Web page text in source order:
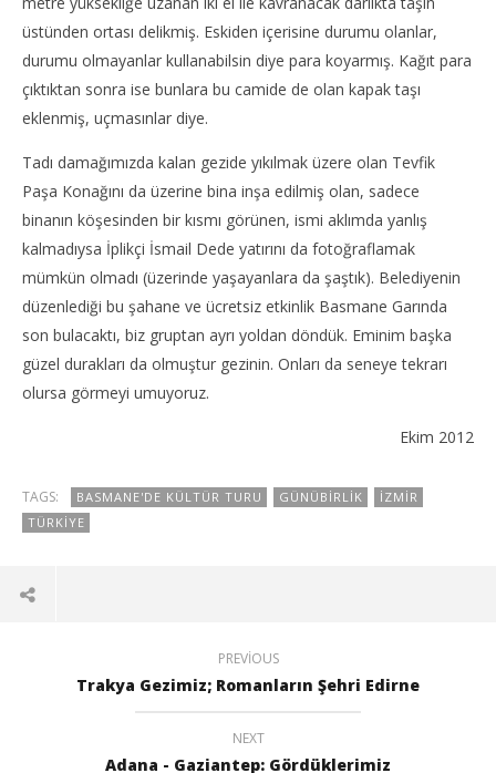
üstünden ortası delikmiş. Eskiden içerisine durumu olanlar,
durumu olmayanlar kullanabilsin diye para koyarmış. Kağıt para
çıktıktan sonra ise bunlara bu camide de olan kapak taşı
eklenmiş, uçmasınlar diye.
Tadı damağımızda kalan gezide yıkılmak üzere olan Tevfik
Paşa Konağını da üzerine bina inşa edilmiş olan, sadece
binanın köşesinden bir kısmı görünen, ismi aklımda yanlış
kalmadıysa İplikçi İsmail Dede yatırını da fotoğraflamak
mümkün olmadı (üzerinde yaşayanlara da şaştık). Belediyenin
düzenlediği bu şahane ve ücretsiz etkinlik Basmane Garında
son bulacaktı, biz gruptan ayrı yoldan döndük. Eminim başka
güzel durakları da olmuştur gezinin. Onları da seneye tekrarı
olursa görmeyi umuyoruz.
Ekim 2012
TAGS: BASMANE'DE KÜLTÜR TURU GÜNÜBIRLIK
İZMIR
TÜRKIYE
PREVIOUS
Trakya Gezimiz; Romanların Şehri Edirne
NEXT
Adana - Gaziantep: Gördüklerimiz